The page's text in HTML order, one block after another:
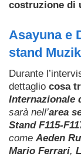
costruzione di
Asayuna e
stand
Durante
dettaglio cosa
Internazionale
sarà nell’area
Stand F115-
come Aeden
Mario Ferrari,